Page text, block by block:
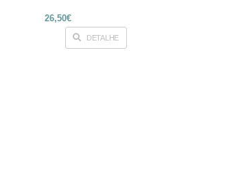
26,50€
DETALHE